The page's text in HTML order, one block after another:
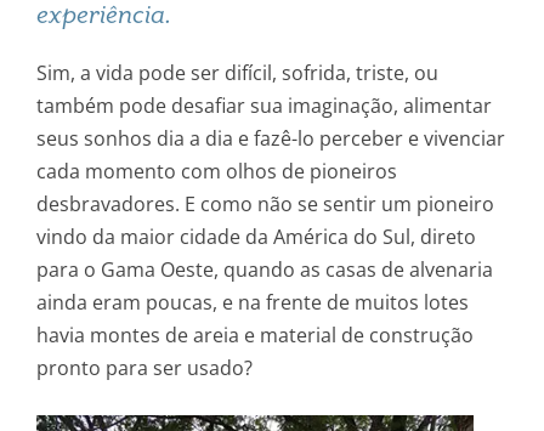
experiência.
Sim, a vida pode ser difícil, sofrida, triste, ou
também pode desafiar sua imaginação, alimentar
seus sonhos dia a dia e fazê-lo perceber e vivenciar
cada momento com olhos de pioneiros
desbravadores. E como não se sentir um pioneiro
vindo da maior cidade da América do Sul, direto
para o Gama Oeste, quando as casas de alvenaria
ainda eram poucas, e na frente de muitos lotes
havia montes de areia e material de construção
pronto para ser usado?